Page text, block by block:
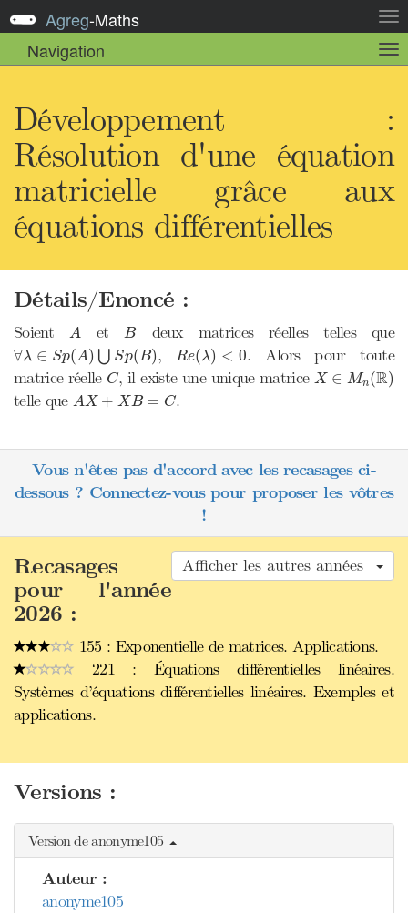
la
Agreg-Maths
Navigation
la
Développement :
Résolution d'une équation
matricielle grâce aux
équations différentielles
Détails/Enoncé :
Soient A
AetB
B deux matrices réelles telles que
∀λ ∈ Sp(A) ⋃ Sp(B)
∀λ ∈ Sp A )⋃ S p( B) , Re(λ) < 0
Re ( λ ) 0
. Alors pour toute
matrice réelle C
C, il existe une unique matriceX ∈ Mn(R)
X∈M n( R)
telle que AX + XB = C
A X+ XB= .
Vous n'êtes pas d'accord avec les recasages ci-
dessous ? Connectez-vous pour proposer les vôtres
!
Afficher les autres années
Recasages
pour l'année
2026 :
155 : Exponentielle de matrices. Applications.
221 : Équations différentielles linéaires.
Systèmes d’équations différentielles linéaires. Exemples et
applications.
Versions :
Version de anonyme105
Auteur :
anonyme105